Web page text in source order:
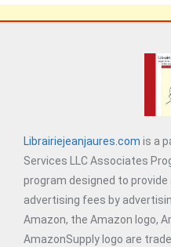
Librairiejeanjaures.com is a
Services LLC Associates
program designed to
advertising fees by
Amazon, the Amazon logo,
AmazonSupply logo are